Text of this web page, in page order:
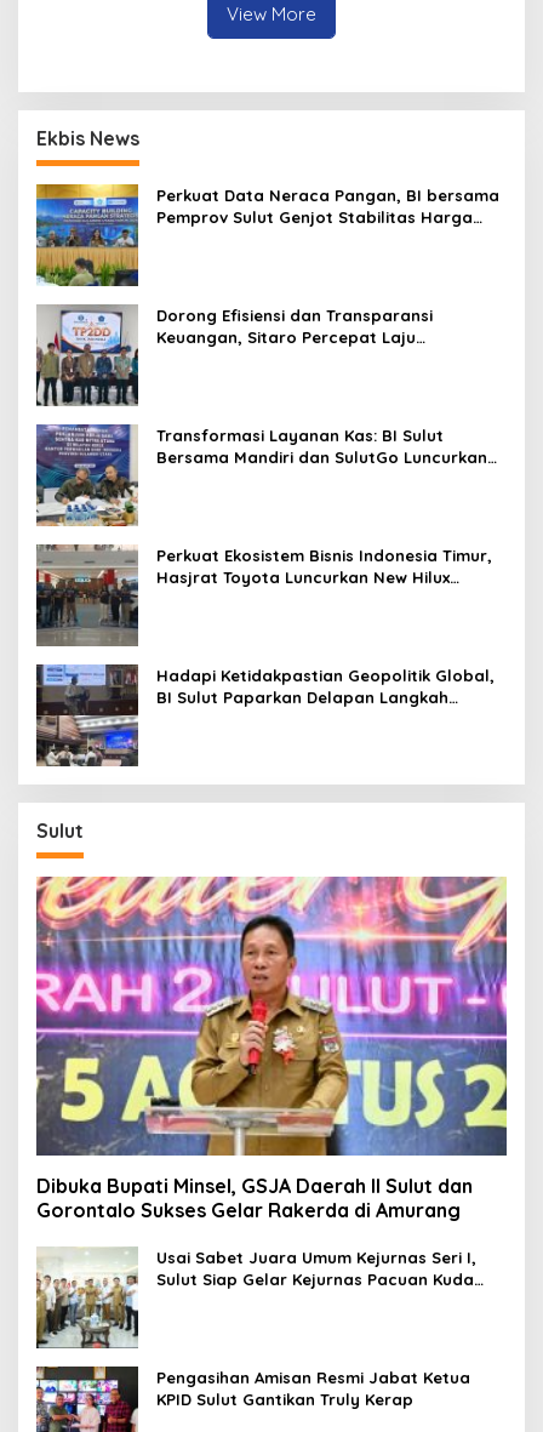
View More
Ekbis News
Perkuat Data Neraca Pangan, BI bersama
Pemprov Sulut Genjot Stabilitas Harga
Dorong Efisiensi dan Transparansi
Keuangan, Sitaro Percepat Laju
Transformasi Layanan Kas: BI Sulut
Bersama Mandiri dan SulutGo Luncurkan
Perkuat Ekosistem Bisnis Indonesia Timur,
Hasjrat Toyota Luncurkan New Hilux
Hadapi Ketidakpastian Geopolitik Global,
BI Sulut Paparkan Delapan Langkah
Sulut
Dibuka Bupati Minsel, GSJA Daerah II Sulut dan
Gorontalo Sukses Gelar Rakerda di Amurang
Usai Sabet Juara Umum Kejurnas Seri I,
Sulut Siap Gelar Kejurnas Pacuan Kuda
Pengasihan Amisan Resmi Jabat Ketua
KPID Sulut Gantikan Truly Kerap